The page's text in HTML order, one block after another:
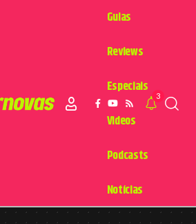
Guias
Reviews
Especiais
Videos
Podcasts
Notícias
3